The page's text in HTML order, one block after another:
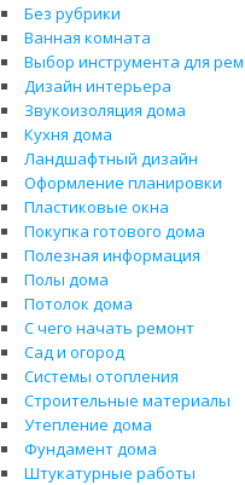
Без рубрики
Ванная комната
Выбор инструмента для
Дизайн интерьера
Звукоизоляция дома
Кухня дома
Ландшафтный дизайн
Оформление планировки
Пластиковые окна
Покупка готового дома
Полезная информация
Полы дома
Потолок дома
С чего начать ремонт
Сад и огород
Системы отопления
Строительные материалы
Утепление дома
Фундамент дома
Штукатурные работы